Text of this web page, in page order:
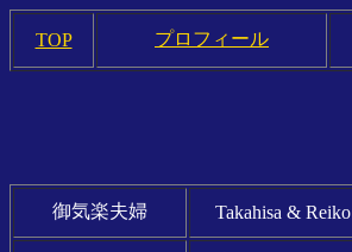
TOP プロフィール
御気楽夫婦 Takahisa & Reiko